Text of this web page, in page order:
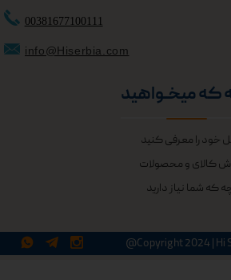
@Copyright 2024 | Hi
خود را معرفی کنید
کالای و محصولات
که شما نیاز دارید
که میخــواهید
info@Hiserbia.com
00381677100111